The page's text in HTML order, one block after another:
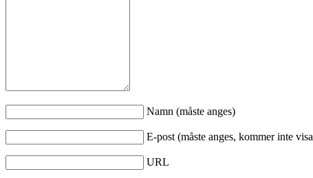
Namn (måste anges)
E-post (måste anges, kommer inte
URL